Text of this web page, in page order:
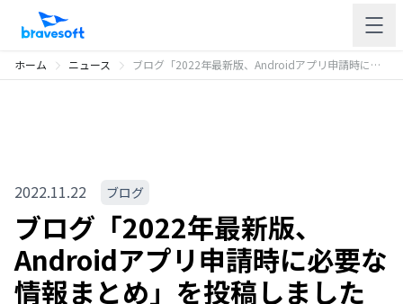
ホーム ニュース ブログ「2022年最新版、Androidアプリ申請時に必要な情報まとめ」を投稿しました
2022.11.22 ブログ
ブログ「2022年最新版、
Androidアプリ申請時に必要な
情報まとめ」を投稿しました